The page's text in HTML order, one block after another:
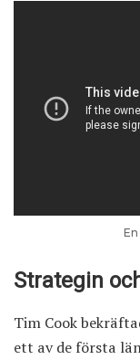
Strategin
Tim Cook
ett av de första